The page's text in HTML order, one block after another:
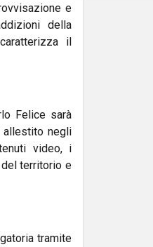
e
della
il
Felice sarà
allestito negli
video, i
territorio e
tramite